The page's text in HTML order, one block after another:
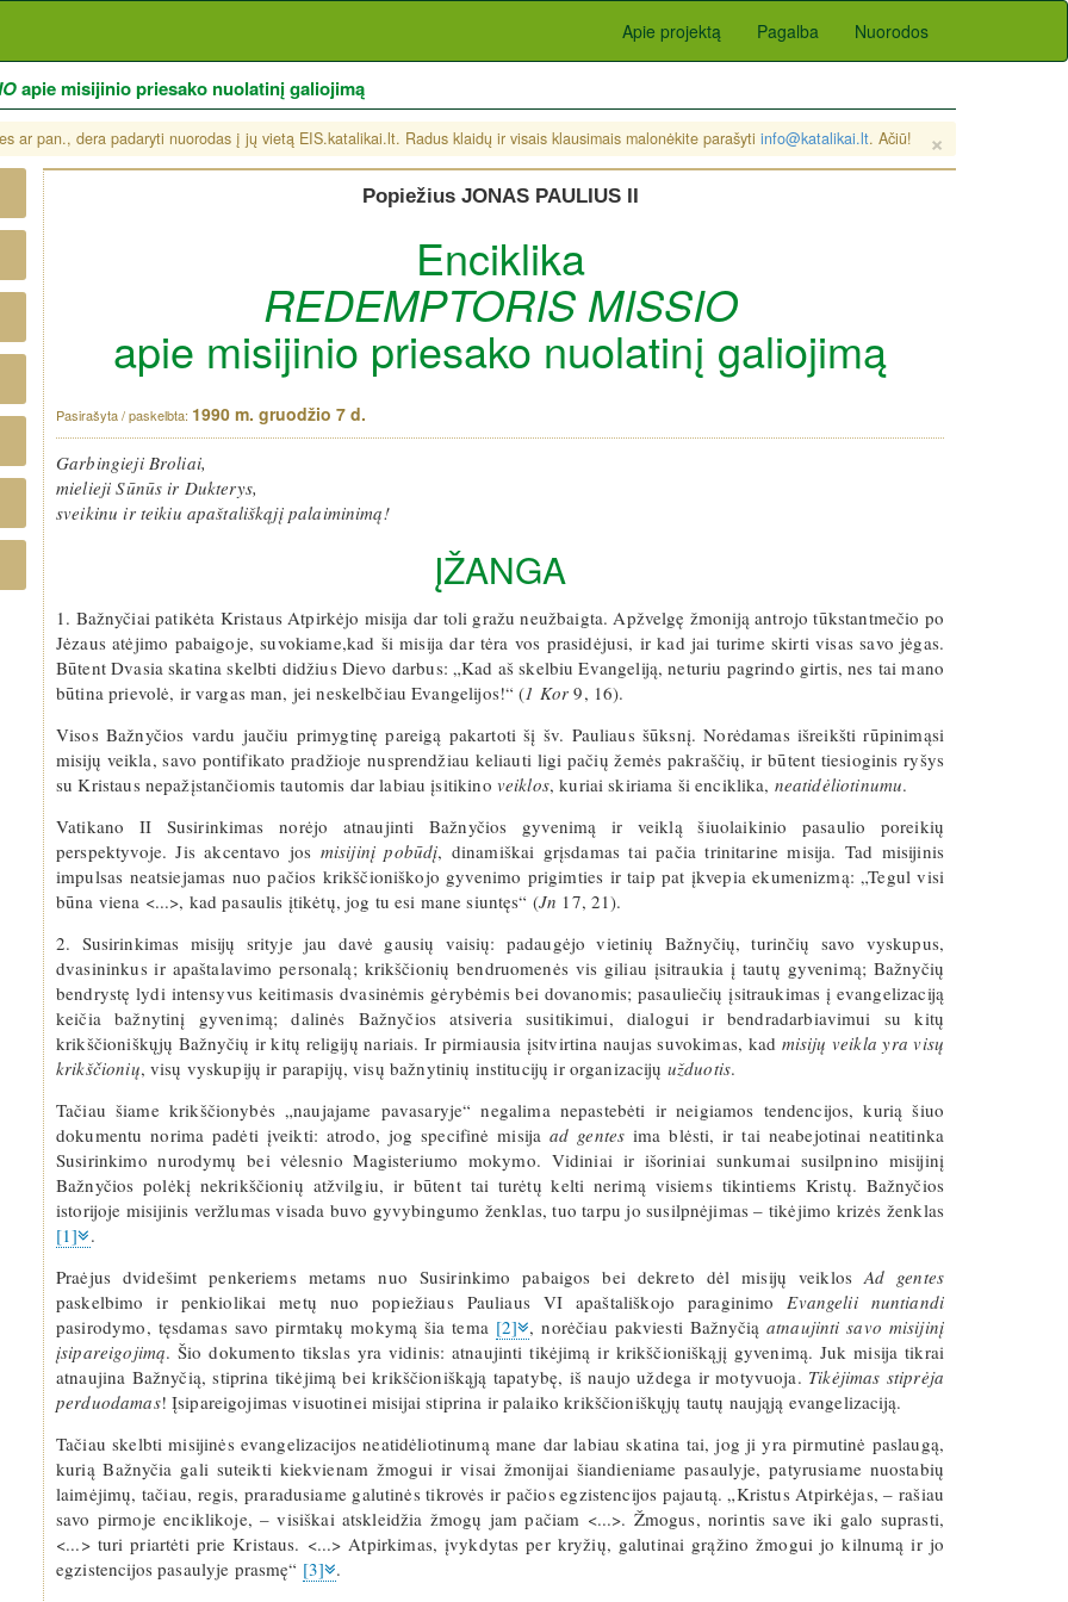
Apie projektą Pagalba Nuorodos
apie misijinio priesako nuolatinį galiojimą
ar pan., dera padaryti nuorodas į jų vietą EIS.katalikai.lt. Radus klaidų ir visais klausimais malonėkite parašyti info@katalikai.lt. Ačiū! ×
Popiežius JONAS PAULIUS II
Enciklika
REDEMPTORIS MISSIO
apie misijinio priesako nuolatinį galiojimą
1990 m. gruodžio 7 d.
Garbingieji Broliai,
mielieji Sūnūs ir Dukterys,
sveikinu ir teikiu apaštališkąjį palaiminimą!
ĮŽANGA
1. Bažnyčiai patikėta Kristaus Atpirkėjo misija dar toli gražu neužbaigta. Apžvelgę žmoniją antrojo tūkstantmečio po
Jėzaus atėjimo pabaigoje, suvokiame,kad ši misija dar tėra vos prasidėjusi, ir kad jai turime skirti visas savo jėgas.
Būtent Dvasia skatina skelbti didžius Dievo darbus: „Kad aš skelbiu Evangeliją, neturiu pagrindo girtis, nes tai mano
būtina prievolė, ir vargas man, jei neskelbčiau Evangelijos!“ (1 Kor 9, 16).
Visos Bažnyčios vardu jaučiu primygtinę pareigą pakartoti šį šv. Pauliaus šūksnį. Norėdamas išreikšti rūpinimąsi
misijų veikla, savo pontifikato pradžioje nusprendžiau keliauti ligi pačių žemės pakraščių, ir būtent tiesioginis ryšys
su Kristaus nepažįstančiomis tautomis dar labiau įsitikino veiklos, kuriai skiriama ši enciklika, neatidėliotinumu.
Vatikano II Susirinkimas norėjo atnaujinti Bažnyčios gyvenimą ir veiklą šiuolaikinio pasaulio poreikių
perspektyvoje. Jis akcentavo jos misijinį pobūdį, dinamiškai grįsdamas tai pačia trinitarine misija. Tad misijinis
impulsas neatsiejamas nuo pačios krikščioniškojo gyvenimo prigimties ir taip pat įkvepia ekumenizmą: „Tegul visi
būna viena <...>, kad pasaulis įtikėtų, jog tu esi mane siuntęs“ (Jn 17, 21).
2. Susirinkimas misijų srityje jau davė gausių vaisių: padaugėjo vietinių Bažnyčių, turinčių savo vyskupus,
dvasininkus ir apaštalavimo personalą; krikščionių bendruomenės vis giliau įsitraukia į tautų gyvenimą; Bažnyčių
bendrystę lydi intensyvus keitimasis dvasinėmis gėrybėmis bei dovanomis; pasauliečių įsitraukimas į evangelizaciją
keičia bažnytinį gyvenimą; dalinės Bažnyčios atsiveria susitikimui, dialogui ir bendradarbiavimui su kitų
krikščioniškųjų Bažnyčių ir kitų religijų nariais. Ir pirmiausia įsitvirtina naujas suvokimas, kad misijų veikla yra visų
krikščionių, visų vyskupijų ir parapijų, visų bažnytinių institucijų ir organizacijų užduotis.
Tačiau šiame krikščionybės „naujajame pavasaryje“ negalima nepastebėti ir neigiamos tendencijos, kurią šiuo
dokumentu norima padėti įveikti: atrodo, jog specifinė misijaad gentes ima blėsti, ir tai neabejotinai neatitinka
Susirinkimo nurodymų bei vėlesnio Magisteriumo mokymo. Vidiniai ir išoriniai sunkumai susilpnino misijinį
Bažnyčios polėkį nekrikščionių atžvilgiu, ir būtent tai turėtų kelti nerimą visiems tikintiems Kristų. Bažnyčios
istorijoje misijinis veržlumas visada buvo gyvybingumo ženklas, tuo tarpu jo susilpnėjimas – tikėjimo krizės ženklas
[1] .
Praėjus dvidešimt penkeriems metams nuo Susirinkimo pabaigos bei dekreto dėl misijų veiklosAd gentes
paskelbimo ir penkiolikai metų nuo popiežiaus Pauliaus VI apaštališkojo paraginimoEvangelii nuntiandi
pasirodymo, tęsdamas savo pirmtakų mokymą šia tema [2] , norėčiau pakviesti Bažnyčią atnaujinti savo misijinį
įsipareigojimą. Šio dokumento tikslas yra vidinis: atnaujinti tikėjimą ir krikščioniškąjį gyvenimą. Juk misija tikrai
atnaujina Bažnyčią, stiprina tikėjimą bei krikščioniškąją tapatybę, iš naujo uždega ir motyvuoja. Tikėjimas stiprėja
perduodamas! Įsipareigojimas visuotinei misijai stiprina ir palaiko krikščioniškųjų tautų naująją evangelizaciją.
Tačiau skelbti misijinės evangelizacijos neatidėliotinumą mane dar labiau skatina tai, jog ji yra pirmutinė paslaugą,
kurią Bažnyčia gali suteikti kiekvienam žmogui ir visai žmonijai šiandieniame pasaulyje, patyrusiame nuostabių
laimėjimų, tačiau, regis, praradusiame galutinės tikrovės ir pačios egzistencijos pajautą. „Kristus Atpirkėjas, – rašiau
savo pirmoje enciklikoje, – visiškai atskleidžia žmogų jam pačiam <...>. Žmogus, norintis save iki galo suprasti,
<...> turi priartėti prie Kristaus. <...> Atpirkimas, įvykdytas per kryžių, galutinai grąžino žmogui jo kilnumą ir jo
egzistencijos pasaulyje prasmę“ [3] .